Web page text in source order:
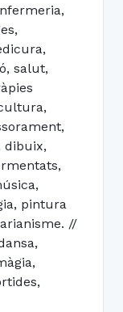
salut,
dibuix,
pintura
//